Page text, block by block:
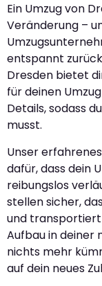
Ein Umzug von
Veränderung –
entspannt
Dresden bietet
für deinen
Details, sodass
musst.
Unser
dafür, dass dein
reibungslos
stellen sicher,
und transportiert
Aufbau in deiner
nichts mehr
auf dein neues